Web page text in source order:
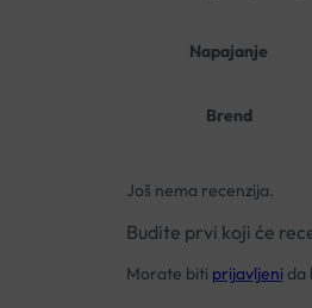
Napajanje
Brend
Još nema recenzija.
Budite prvi koji će
Morate biti prijavljeni da